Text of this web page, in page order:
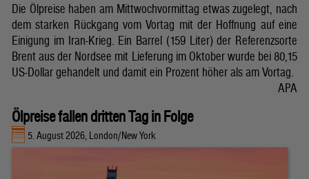
Die Ölpreise haben am Mittwochvormittag etwas zugelegt, nach
dem starken Rückgang vom Vortag mit der Hoffnung auf eine
Einigung im Iran-Krieg. Ein Barrel (159 Liter) der Referenzsorte
Brent aus der Nordsee mit Lieferung im Oktober wurde bei 80,15
US-Dollar gehandelt und damit ein Prozent höher als am Vortag.
APA
Ölpreise fallen dritten Tag in Folge
5. August 2026, London/New York